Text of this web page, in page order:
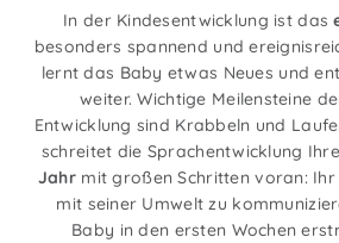
In der Kindesentwicklung ist das
besonders spannend und
lernt das Baby etwas Neues und
weiter. Wichtige Meilensteine
Entwicklung sind Krabbeln und
schreitet die Sprachentwicklung
Jahr mit großen Schritten voran:
mit seiner Umwelt zu
Baby in den ersten Wochen